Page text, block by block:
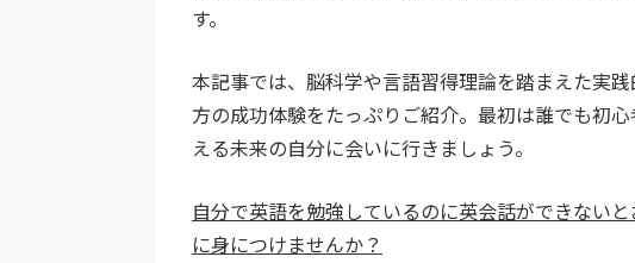
す。
本記事では、脳科学や言語習得理論を踏まえた実
方の成功体験をたっぷりご紹介。最初は誰でも初
える未来の自分に会いに行きましょう。
自分で英語を勉強しているのに英会話ができない
に身につけませんか？